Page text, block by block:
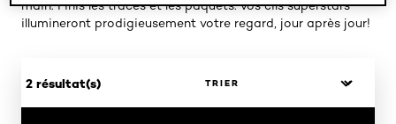
main. Finis les traces et les paquets: vos cils superstars
illumineront prodigieusement votre regard, jour après jour!
2 résultat(s)